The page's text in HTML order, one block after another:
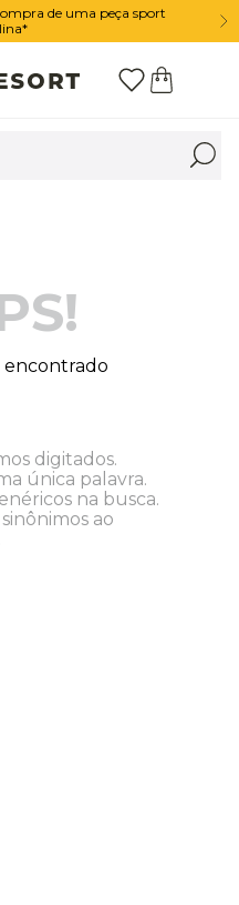
de uma peça sport
digitados.
única palavra.
na busca.
ao